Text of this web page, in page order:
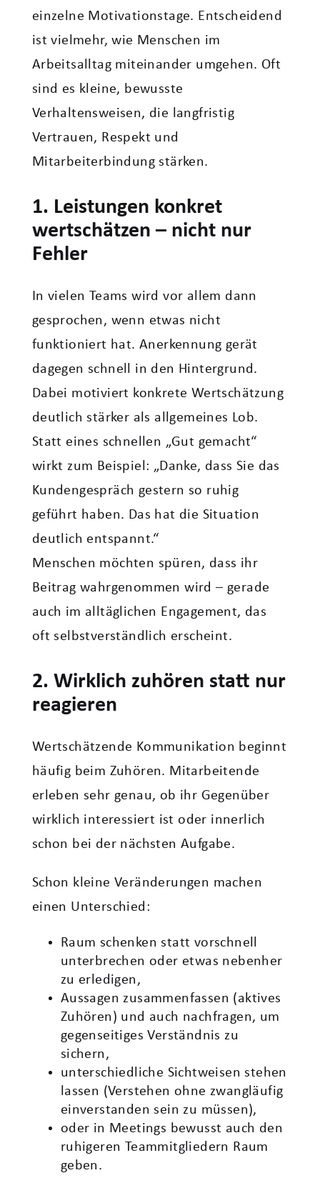
einzelne Motivationstage. Entscheidend
ist vielmehr, wie Menschen im
Arbeitsalltag miteinander umgehen. Oft
sind es kleine, bewusste
Verhaltensweisen, die langfristig
Vertrauen, Respekt und
Mitarbeiterbindung stärken.
1. Leistungen konkret
wertschätzen – nicht nur
Fehler
In vielen Teams wird vor allem dann
gesprochen, wenn etwas nicht
funktioniert hat. Anerkennung gerät
dagegen schnell in den Hintergrund.
Dabei motiviert konkrete Wertschätzung
deutlich stärker als allgemeines Lob.
Statt eines schnellen „Gut gemacht“
wirkt zum Beispiel: „Danke, dass Sie das
Kundengespräch gestern so ruhig
geführt haben. Das hat die Situation
deutlich entspannt.“
Menschen möchten spüren, dass ihr
Beitrag wahrgenommen wird – gerade
auch im alltäglichen Engagement, das
oft selbstverständlich erscheint.
2. Wirklich zuhören statt nur
reagieren
Wertschätzende Kommunikation beginnt
häufig beim Zuhören. Mitarbeitende
erleben sehr genau, ob ihr Gegenüber
wirklich interessiert ist oder innerlich
schon bei der nächsten Aufgabe.
Schon kleine Veränderungen machen
einen Unterschied:
Raum schenken statt vorschnell
unterbrechen oder etwas nebenher
zu erledigen,
Aussagen zusammenfassen (aktives
Zuhören) und auch nachfragen, um
gegenseitiges Verständnis zu
sichern,
unterschiedliche Sichtweisen stehen
lassen (Verstehen ohne zwangläufig
einverstanden sein zu müssen),
oder in Meetings bewusst auch den
ruhigeren Teammitgliedern Raum
geben.